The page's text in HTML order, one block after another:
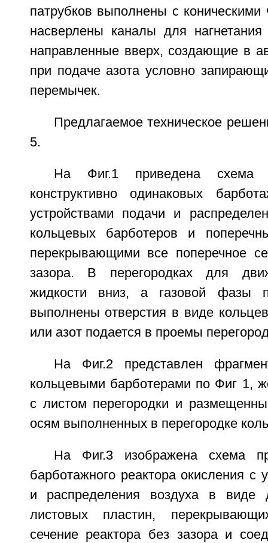
патрубков выполнены с коническими
насверлены каналы для
направленные вверх, создающие в
при подаче азота условно
перемычек.
Предлагаемое техническое
5.
На Фиг.1 приведена схема
конструктивно одинаковых
устройствами подачи и
кольцевых барботеров и
перекрывающими все поперечное
зазора. В перегородках для
жидкости вниз, а газовой фазы
выполнены отверстия в виде
или азот подается в проемы
На Фиг.2 представлен
кольцевыми барботерами по Фиг 1,
с листом перегородки и
осям выполненных в перегородке
На Фиг.3 изображена схема
барботажного реактора окисления с
и распределения воздуха в виде
листовых пластин,
сечение реактора без зазора и